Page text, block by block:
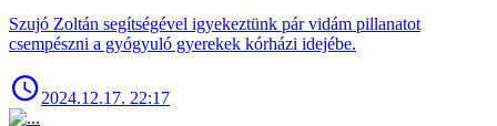
Szujó Zoltán segítségével igyekeztünk pár vidám pillanatot
csempészni a gyógyuló gyerekek kórházi idejébe.
2024.12.17. 22:17